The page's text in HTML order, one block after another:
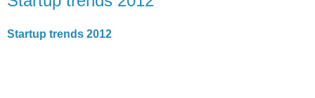
Startup trends 2012